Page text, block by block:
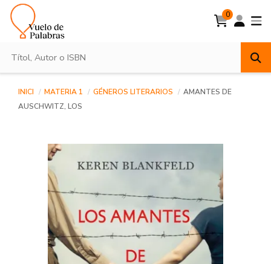
0
INICI MATERIA 1 GÉNEROS LITERARIOS
AMANTES DE
AUSCHWITZ, LOS